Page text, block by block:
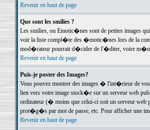
Revenir en haut de page
Que sont les smilies ?
Les smilies, ou Emotic�nes sont de petites images
voir la liste compl�te des �motic�nes lors de la
mod�rateur pourrait d�cider de l'�diter, voire
Revenir en haut de page
Puis-je poster des Images?
Vous pouvez montrer des images � l'int�rieur de vos
lien vers votre image stock�e sur un serveur web
ordinateur (� moins que celui-ci soit un serveur web
prot�g�s par mot de passe, etc. Pour afficher une
Revenir en haut de page